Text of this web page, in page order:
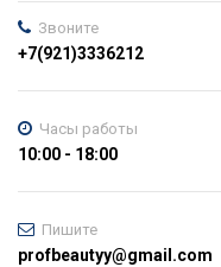
Звоните
+7(921)3336212
Часы работы
10:00 - 18:00
Пишите
profbeautyy@gmail.com